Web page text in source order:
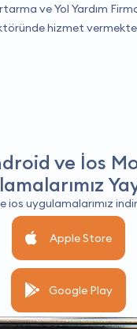
ve Yol Yardım
hizmet
ve İos
ios uygulamalarımız
Apple Store
Google Play